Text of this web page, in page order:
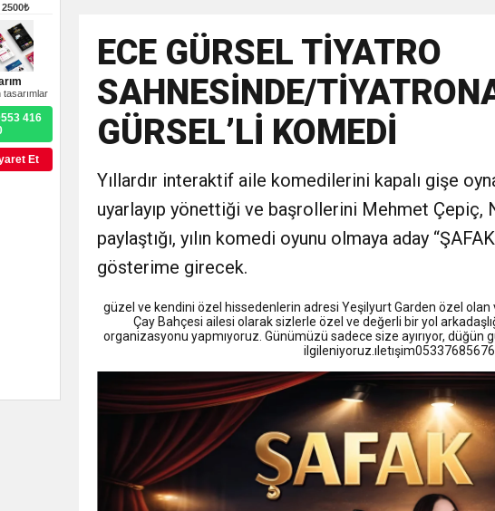
2500₺
416
Et
18:59 Trabzonspor Mitongo Transferini KAP’a
22:58 Trabzonspor, Salah Transferinin
ECE GÜRSEL TİYATRO
SAHNESİNDE/
GÜRSEL’Lİ KOMEDİ
Yıllardır interaktif aile komedilerini kapalı gişe
uyarlayıp yönettiği ve başrollerini Mehmet Çepiç,
paylaştığı, yılın komedi oyunu olmaya aday
gösterime girecek.
güzel ve kendini özel hissedenlerin adresi Yeşilyurt Garden özel
Çay Bahçesi ailesi olarak sizlerle özel ve değerli bir yol
organizasyonu yapmıyoruz. Günümüzü sadece size ayırıyor, düğün
ilgileniyoruz.ıletışim05337685676